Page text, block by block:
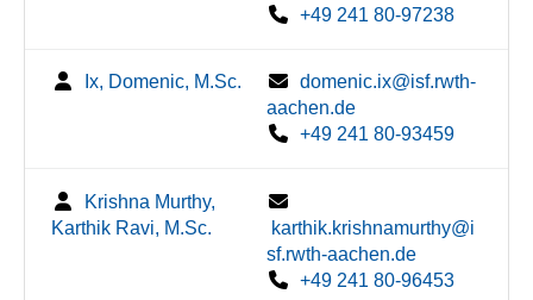
+49 241 80-97238
Ix, Domenic, M.Sc.
domenic.ix@isf.rwth-
aachen.de
+49 241 80-93459
Krishna Murthy,
Karthik Ravi, M.Sc.
karthik.krishnamurthy@i
sf.rwth-aachen.de
+49 241 80-96453